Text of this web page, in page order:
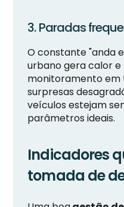
3. Paradas
O constante "anda
urbano gera calor e
monitoramento
surpresas
veículos estejam
parâmetros ideais.
Indicadores
tomada de